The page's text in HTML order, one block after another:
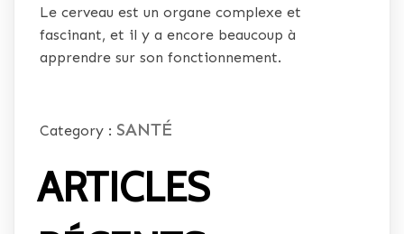
Le cerveau est un organe complexe et
fascinant, et il y a encore beaucoup à
apprendre sur son fonctionnement.
Category : SANTÉ
ARTICLES